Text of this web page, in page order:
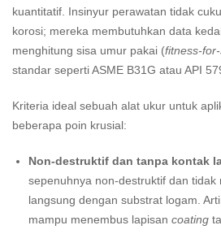
kuantitatif. Insinyur perawatan tidak
korosi; mereka membutuhkan data
menghitung sisa umur pakai (fitness-
standar seperti ASME B31G atau API
Kriteria ideal sebuah alat ukur untuk
beberapa poin krusial:
Non-destruktif dan tanpa kontak
sepenuhnya non-destruktif dan tidak
langsung dengan substrat logam.
mampu menembus lapisan coating